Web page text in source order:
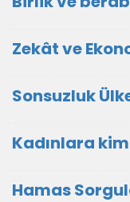
Zekât ve
Sonsuzluk
Kadınlara
Hamas